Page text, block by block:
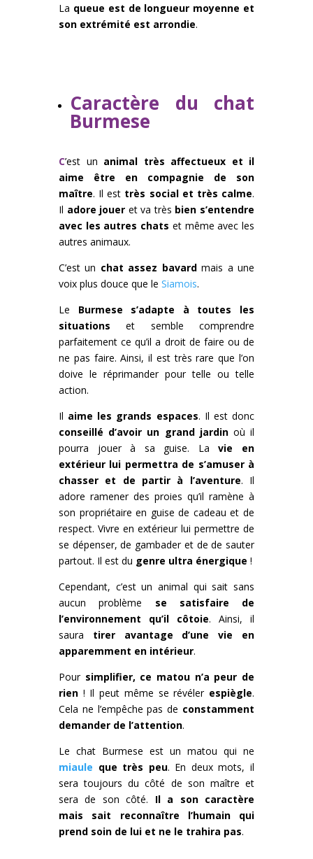
La queue est de longueur moyenne et
son extrémité est arrondie.
Caractère du chat
Burmese
C’est un animal très affectueux et il
aime être en compagnie de son
maître. Il est très social et très calme.
Il adore jouer et va très bien s’entendre
avec les autres chats et même avec les
autres animaux.
C’est un chat assez bavardmais a une
voix plus douce que le Siamois.
Le Burmese s’adapte à toutes les
situations et semble comprendre
parfaitement ce qu’il a droit de faire ou de
ne pas faire. Ainsi, il est très rare que l’on
doive le réprimander pour telle ou telle
action.
Il aime les grands espaces. Il est donc
conseillé d’avoir un grand jardinoù il
pourra jouer à sa guise. Lavie en
extérieur lui permettra de s’amuser à
chasser et de partir à l’aventure. Il
adore ramener des proies qu’il ramène à
son propriétaire en guise de cadeau et de
respect. Vivre en extérieur lui permettre de
se dépenser, de gambader et de de sauter
partout. Il est du genre ultra énergique !
Cependant, c’est un animal qui sait sans
aucun problème se satisfaire de
l’environnement qu’il côtoie. Ainsi, il
saura tirer avantage d’une vie en
apparemment en intérieur.
Pour simplifier, ce matou n’a peur de
rien ! Il peut même se révéler espiègle.
Cela ne l’empêche pas de constamment
demander de l’attention.
Le chat Burmese est un matou qui ne
miaule que très peu. En deux mots, il
sera toujours du côté de son maître et
sera de son côté. Il a son caractère
mais sait reconnaître l’humain qui
prend soin de lui et ne le trahira pas.